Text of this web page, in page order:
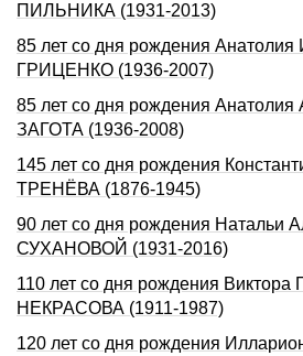
ПИЛЬНИКА (1931-2013)
85 лет со дня рождения Анатолия
ГРИЦЕНКО (1936-2007)
85 лет со дня рождения Анатолия
ЗАГОТА (1936-2008)
145 лет со дня pождения
ТРЕHЁВА (1876-1945)
90 лет со дня рождения Натальи
СУХАHОВОЙ (1931-2016)
110 лет со дня рождения Виктора
НЕКРАСОВА (1911-1987)
120 лет со дня рождения